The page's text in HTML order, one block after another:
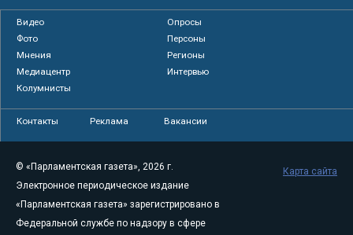
Видео
Опросы
Фото
Персоны
Мнения
Регионы
Медиацентр
Интервью
Колумнисты
Контакты Реклама Вакансии
© «Парламентская газета», 2026 г.
Электронное периодическое издание
«Парламентская газета» зарегистрировано в
Федеральной службе по надзору в сфере
Карта сайта